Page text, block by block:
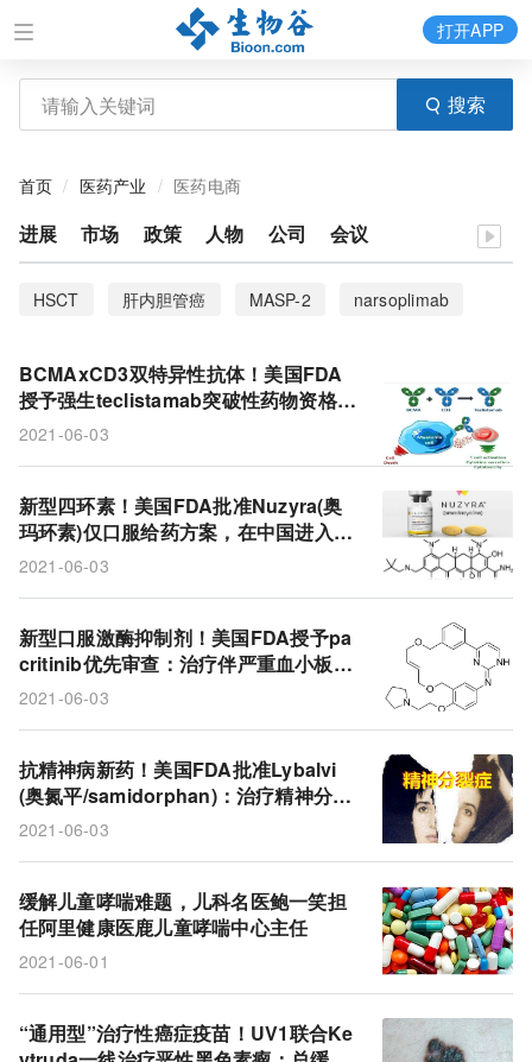
搜索
打开APP
首页 医药产业 医药电商
进展 市场 政策 人物 公司 会议
HSCT 肝内胆管癌 MASP-2
narsoplimab
癌症疫苗
黑色素瘤 Basilea
FGFR激酶抑制剂
derazantinib
造血干细胞移植
偏头痛
预防性治疗
急性治疗 Biohaven
诺华
Molecular Partners
MP0420
新型冠状病毒 UV1
Ultimovacs
omadacycline
Nuzyra Paratek
再鼎医药
奥玛环素
四环素 CABP 强生
CD3
B细胞成熟抗原
teclistamab
T细胞
多发性骨髓瘤
社区获得性细菌性肺炎
CTI
奥氮平
双相情感障碍
抗精神病药物
精神分裂症
Keytruda
Lybalvi
严重血小板减少症
BCMAxCD3双特异性抗体！美国FDA
授予强生teclistamab突破性药物资格：
治疗多发性骨髓瘤疗效强劲!
2021-06-03
新型四环素！美国FDA批准Nuzyra(奥
玛环素)仅口服给药方案，在中国进入优
先审查!
2021-06-03
新型口服激酶抑制剂！美国FDA授予pa
critinib优先审查：治疗伴严重血小板减
少症的骨髓纤维化患者!
2021-06-03
抗精神病新药！美国FDA批准Lybalvi
(奥氮平/samidorphan)：治疗精神分裂
症和双相I型障碍!
2021-06-03
缓解儿童哮喘难题，儿科名医鲍一笑担
任阿里健康医鹿儿童哮喘中心主任
2021-06-01
“通用型”治疗性癌症疫苗！UV1联合Ke